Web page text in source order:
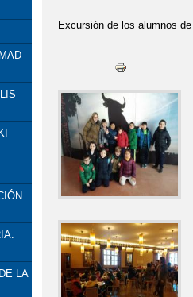
LA
Excursión de los alumnos